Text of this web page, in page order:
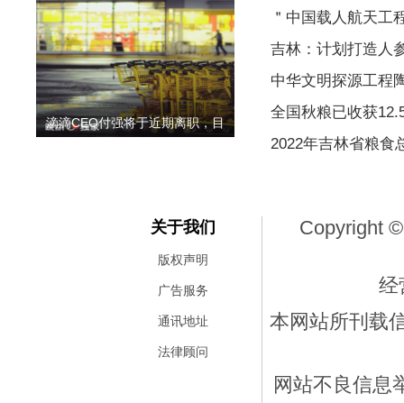
滴滴CEO付强将于近期离职，目
＂中国载人航天工
吉林：计划打造人
中华文明探源工程
全国秋粮已收获
2022年吉林省粮食
关于我们
版权声明
广告服务
通讯地址
法律顾问
Copyright
经
本网站所刊载
网站不良信息